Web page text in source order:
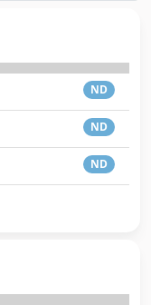
ND
ND
ND